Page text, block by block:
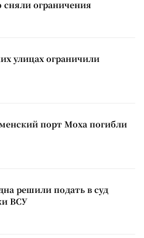
ограничения
улицах ограничили
порт Моха погибли
решили подать в суд
ВСУ